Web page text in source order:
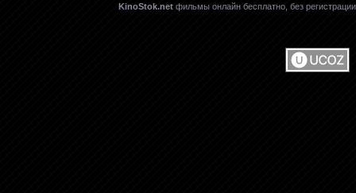
KinoStok.net фильмы онлайн бесплатно, без